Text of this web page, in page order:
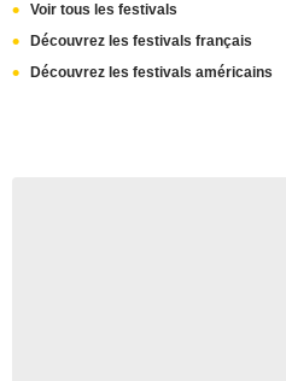
Voir tous les festivals
Découvrez les festivals français
Découvrez les festivals américains